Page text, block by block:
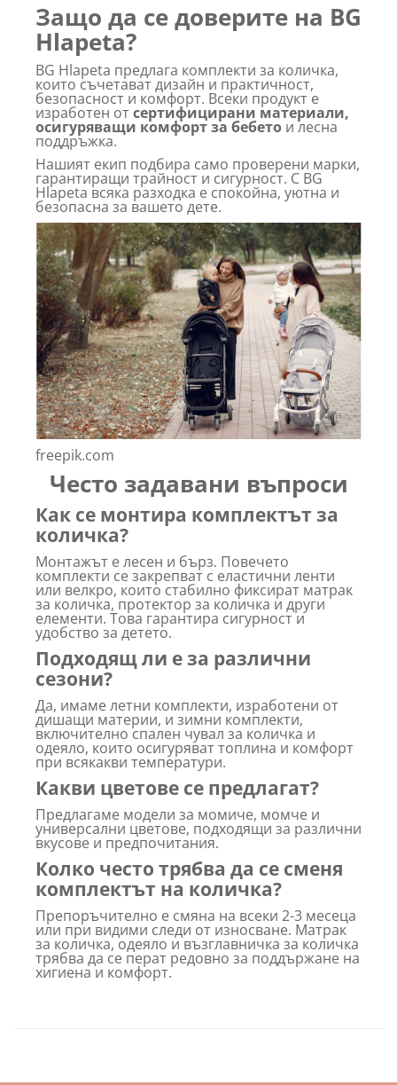
Защо да се доверите на BG
Hlapeta?
BG Hlapeta предлага комплекти за количка,
които съчетават дизайн и практичност,
безопасност и комфорт. Всеки продукт е
изработен отсертифицирани материали,
осигуряващи комфорт за бебето и лесна
поддръжка.
Нашият екип подбира само проверени марки,
гарантиращи трайност и сигурност. С BG
Hlapeta всяка разходка е спокойна, уютна и
безопасна за вашето дете.
freepik.com
Често задавани въпроси
Как се монтира комплектът за
количка?
Монтажът е лесен и бърз. Повечето
комплекти се закрепват с еластични ленти
или велкро, които стабилно фиксират матрак
за количка, протектор за количка и други
елементи. Това гарантира сигурност и
удобство за детето.
Подходящ ли е за различни
сезони?
Да, имаме летни комплекти, изработени от
дишащи материи, и зимни комплекти,
включително спален чувал за количка и
одеяло, които осигуряват топлина и комфорт
при всякакви температури.
Какви цветове се предлагат?
Предлагаме модели за момиче, момче и
универсални цветове, подходящи за различни
вкусове и предпочитания.
Колко често трябва да се сменя
комплектът на количка?
Препоръчително е смяна на всеки 2-3 месеца
или при видими следи от износване. Матрак
за количка, одеяло и възглавничка за количка
трябва да се перат редовно за поддържане на
хигиена и комфорт.